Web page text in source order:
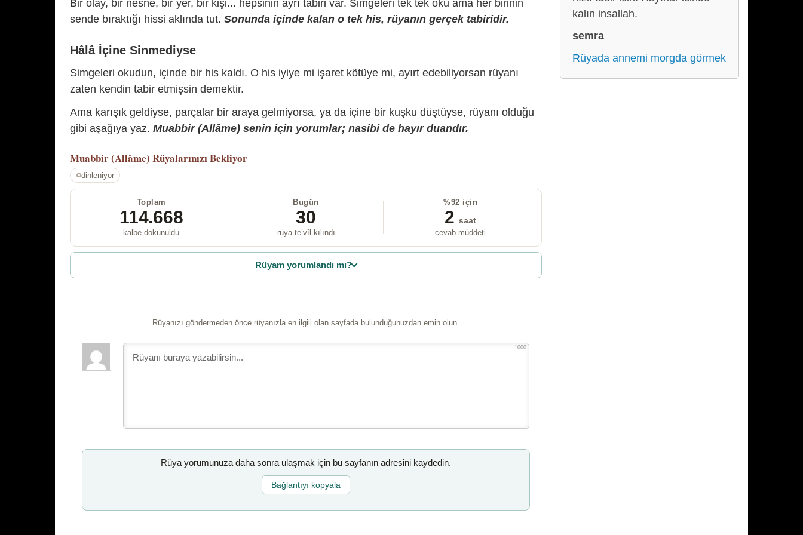
Bir olay, bir nesne, bir yer, bir kişi... hepsinin ayrı tabiri var. Simgeleri tek tek oku ama her birinin
sende bıraktığı hissi aklında tut. Sonunda içinde kalan o tek his, rüyanın gerçek tabiridir.
Hâlâ İçine Sinmediyse
Simgeleri okudun, içinde bir his kaldı. O his iyiye mi işaret kötüye mi, ayırt edebiliyorsan rüyanı
zaten kendin tabir etmişsin demektir.
Ama karışık geldiyse, parçalar bir araya gelmiyorsa, ya da içine bir kuşku düştüyse, rüyanı olduğu
gibi aşağıya yaz. Muabbir (Allâme) senin için yorumlar; nasibi de hayır duandır.
Muabbir (Allâme) Rüyalarınızı Bekliyor
dinleniyor
Toplam
114.668
kalbe dokunuldu
Bugün
30
rüya te’vîl kılındı
%92 için
2 saat
cevab müddeti
Rüyam yorumlandı mı?
Rüyanızı göndermeden önce rüyanızla en ilgili olan sayfada bulunduğunuzdan emin olun.
1000
Rüya yorumunuza daha sonra ulaşmak için bu sayfanın adresini kaydedin.
Bağlantıyı kopyala
kalın insallah.
semra
Rüyada annemi morgda görmek